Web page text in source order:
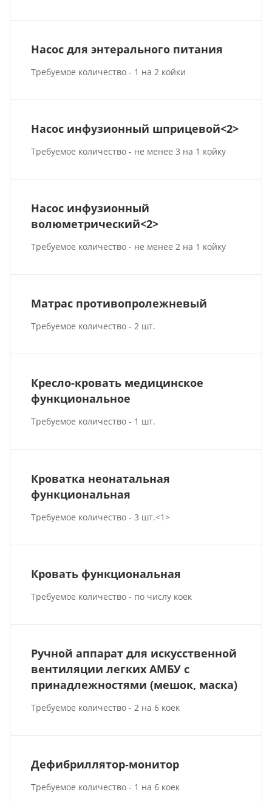
Насос для энтерального питания
Требуемое количество - 1 на 2 койки
Насос инфузионный шприцевой<2>
Требуемое количество - не менее 3 на 1 койку
Насос инфузионный
волюметрический<2>
Требуемое количество - не менее 2 на 1 койку
Матрас противопролежневый
Требуемое количество - 2 шт.
Кресло-кровать медицинское
функциональное
Требуемое количество - 1 шт.
Кроватка неонатальная
функциональная
Требуемое количество - 3 шт.<1>
Кровать функциональная
Требуемое количество - по числу коек
Ручной аппарат для искусственной
вентиляции легких АМБУ с
принадлежностями (мешок, маска)
Требуемое количество - 2 на 6 коек
Дефибриллятор-монитор
Требуемое количество - 1 на 6 коек